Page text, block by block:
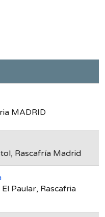
MADRID
Rascafría Madrid
Paular, Rascafria